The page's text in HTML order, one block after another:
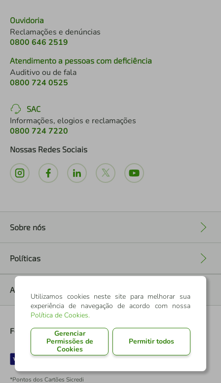
Ouvidoria
Reclamações e denúncias
0800 646 2519
Atendimento a pessoas com deficiência
Auditivo ou de fala
0800 724 0525
SAC
Informações, elogios e reclamações
0800 724 7220
Nossas Redes Sociais
Sobre nós
Políticas
Ajuda
Formas de Pagamento
*Pontos dos Cartões Sicredi
Utilizamos cookies neste site para melhorar sua
experiência de navegação de acordo com nossa
Política de Cookies.
Gerenciar
Permissões de
Cookies
Permitir todos